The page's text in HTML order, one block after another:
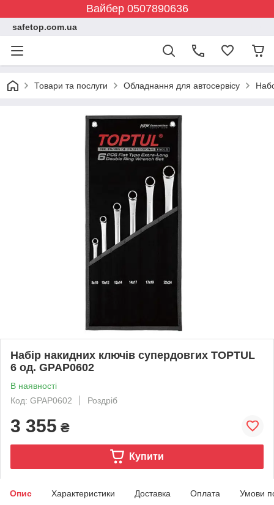
Вайбер 0507890636
safetop.com.ua
Товари та послуги Обладнання для автосервісу
Набір накидних ключів супердовгих TOPTUL
6 од. GPAP0602
В наявності
Код: GPAP0602
Роздріб
3 355 ₴
Купити
Опис Характеристики Доставка Оплата Умови